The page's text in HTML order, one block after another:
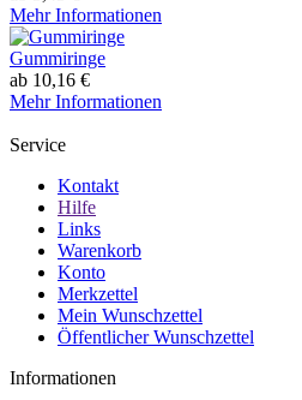
Mehr Informationen
Gummiringe
ab 10,16 €
Mehr Informationen
Service
Kontakt
Hilfe
Links
Warenkorb
Konto
Merkzettel
Mein Wunschzettel
Öffentlicher Wunschzettel
Informationen